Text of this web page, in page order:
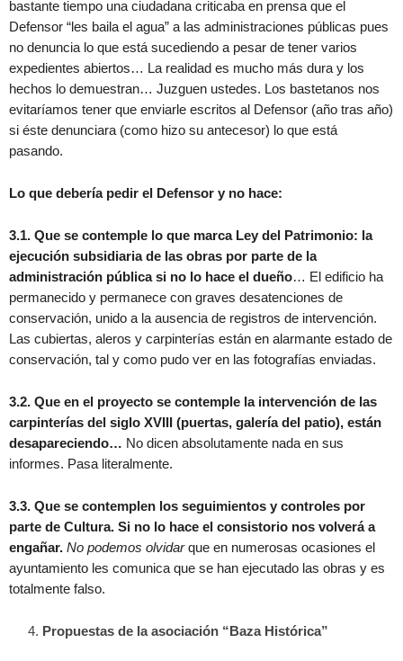
bastante tiempo una ciudadana criticaba en prensa que el
Defensor “les baila el agua” a las administraciones públicas pues
no denuncia lo que está sucediendo a pesar de tener varios
expedientes abiertos… La realidad es mucho más dura y los
hechos lo demuestran… Juzguen ustedes. Los bastetanos nos
evitaríamos tener que enviarle escritos al Defensor (año tras año)
si éste denunciara (como hizo su antecesor) lo que está
pasando.
Lo que debería pedir el Defensor y no hace:
3.1. Que se contemple lo que marca Ley del Patrimonio: la
ejecución subsidiaria de las obras por parte de la
administración pública si no lo hace el dueño… El edificio ha
permanecido y permanece con graves desatenciones de
conservación, unido a la ausencia de registros de intervención.
Las cubiertas, aleros y carpinterías están en alarmante estado de
conservación, tal y como pudo ver en las fotografías enviadas.
3.2. Que en el proyecto se contemple la intervención de las
carpinterías del siglo XVIII (puertas, galería del patio), están
desapareciendo… No dicen absolutamente nada en sus
informes. Pasa literalmente.
3.3. Que se contemplen los seguimientos y controles por
parte de Cultura. Si no lo hace el consistorio nos volverá a
engañar. No podemos olvidarque en numerosas ocasiones el
ayuntamiento les comunica que se han ejecutado las obras y es
totalmente falso.
Propuestas de la asociación “Baza Histórica”